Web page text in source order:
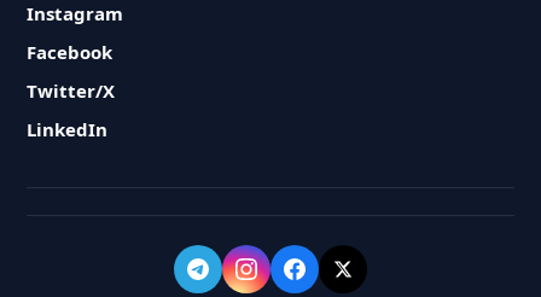
Instagram
Facebook
Twitter/X
LinkedIn